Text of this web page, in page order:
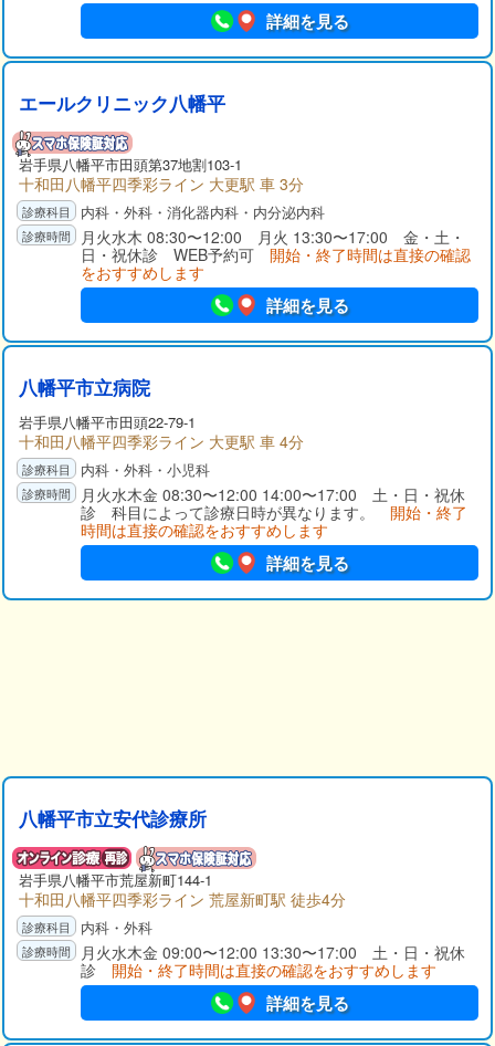
詳細を見る
エールクリニック八幡平
岩手県八幡平市田頭第37地割103-1
十和田八幡平四季彩ライン 大更駅 車 3分
内科・外科・消化器内科・内分泌内科
月火水木 08:30〜12:00 月火 13:30〜17:00 金・土・
日・祝休診 WEB予約可 開始・終了時間は直接の確認
をおすすめします
詳細を見る
八幡平市立病院
岩手県八幡平市田頭22-79-1
十和田八幡平四季彩ライン 大更駅 車 4分
内科・外科・小児科
月火水木金 08:30〜12:00 14:00〜17:00 土・日・祝休
診 科目によって診療日時が異なります。 開始・終了
時間は直接の確認をおすすめします
詳細を見る
八幡平市立安代診療所
岩手県八幡平市荒屋新町144-1
十和田八幡平四季彩ライン 荒屋新町駅 徒歩4分
内科・外科
月火水木金 09:00〜12:00 13:30〜17:00 土・日・祝休
診 開始・終了時間は直接の確認をおすすめします
詳細を見る